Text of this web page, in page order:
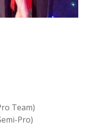
Team)
Pro)